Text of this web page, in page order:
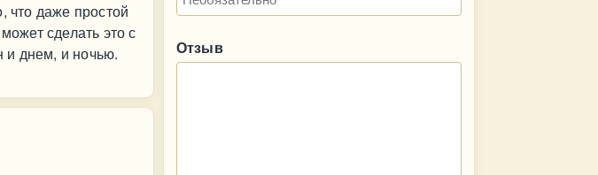
что даже простой
сделать это с
и днем, и ночью.
Отзыв